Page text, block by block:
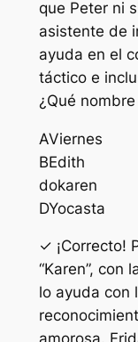
que Peter ni
asistente de
ayuda en el
táctico e
¿Qué
AViernes
BEdith
dokaren
DYocasta
✓ ¡Correcto!
“Karen”, con
lo ayuda con